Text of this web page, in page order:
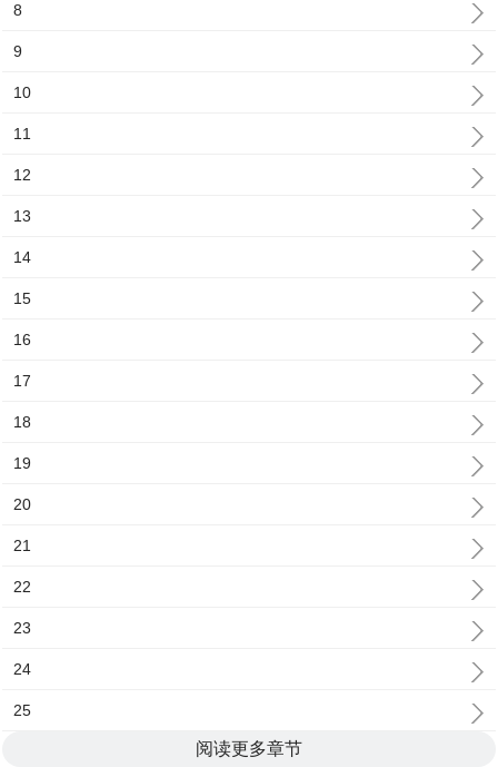
8
9
10
11
12
13
14
15
16
17
18
19
20
21
22
23
24
25
阅读更多章节